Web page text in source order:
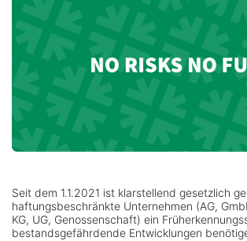
Seit dem 1.1.2021 ist klarstellend gesetzlich
haftungsbeschränkte Unternehmen (AG,
KG, UG, Genossenschaft) ein
bestandsgefährdende Entwicklungen